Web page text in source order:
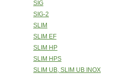
SIG
SIG-2
SLIM
SLIM EF
SLIM HP
SLIM HPS
SLIM UB, SLIM UB INOX